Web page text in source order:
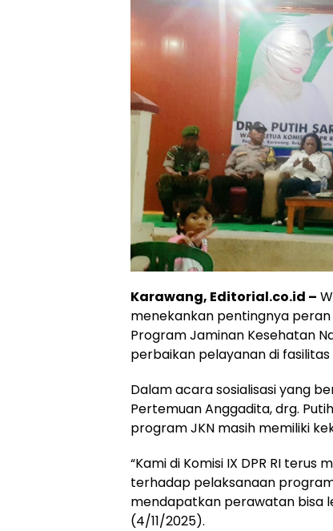
Karawang, Editorial.co.id –
menekankan pentingnya
Program Jaminan Kesehatan
perbaikan pelayanan di
Dalam acara sosialisasi yang
Pertemuan Anggadita, drg.
program JKN masih memiliki
“Kami di Komisi IX DPR RI
terhadap pelaksanaan
mendapatkan perawatan bisa
(4/11/2025).